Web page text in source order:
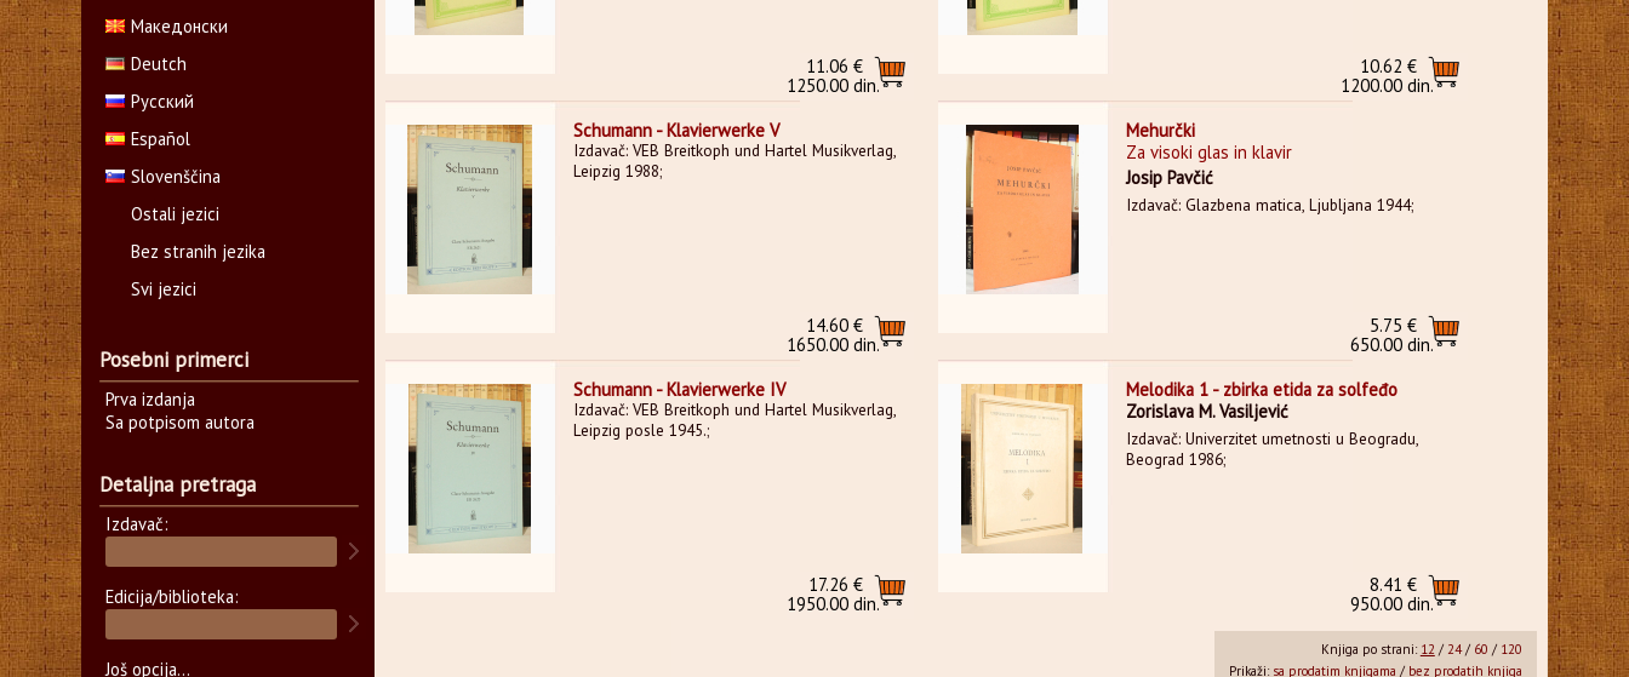
11.06 €
1250.00 din.
10.62 €
1200.00 din.
Schumann - Klavierwerke V
Izdavač: VEB Breitkoph und Hartel Musikverlag,
Leipzig 1988;
14.60 €
1650.00 din.
Mehurčki
Za visoki glas in klavir
Josip Pavčić
Izdavač: Glazbena matica, Ljubljana 1944;
5.75 €
650.00 din.
Schumann - Klavierwerke IV
Izdavač: VEB Breitkoph und Hartel Musikverlag,
Leipzig posle 1945.;
17.26 €
1950.00 din.
Melodika 1 - zbirka etida za solfeđo
Zorislava M. Vasiljević
Izdavač: Univerzitet umetnosti u Beogradu,
Beograd 1986;
8.41 €
950.00 din.
Knjiga po strani: 12 / 24/ 60 / 120
Prikaži: sa prodatim knjigama / bez prodatih knjiga
Македонски
Deutch
Русский
Español
Slovenščina
Ostali jezici
Bez stranih jezika
Svi jezici
Posebni primerci
Prva izdanja
Sa potpisom autora
Detaljna pretraga
Izdavač:
Edicija/biblioteka:
Još opcija...